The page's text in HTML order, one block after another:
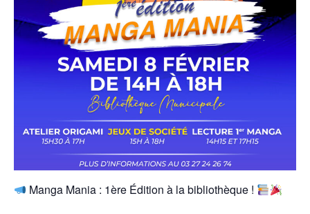
Manga Mania : 1ère Édition à la bibliothèque !